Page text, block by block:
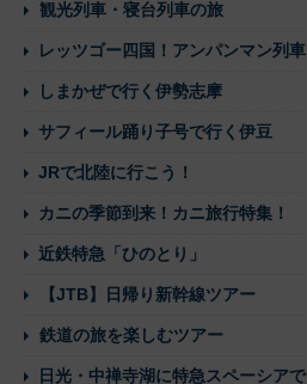
観光列車・寝台列車の旅
レッツゴー四国！アンパンマン列車
しまかぜで行く伊勢志摩
サフィール踊り子号で行く伊豆
JRで北陸に行こう！
カニの季節到来！カニ旅行特集！
近鉄特急「ひのとり」
【JTB】日帰り新幹線ツアー
鉄道の旅を楽しむツアー
日光・中禅寺湖に特急スペーシアで